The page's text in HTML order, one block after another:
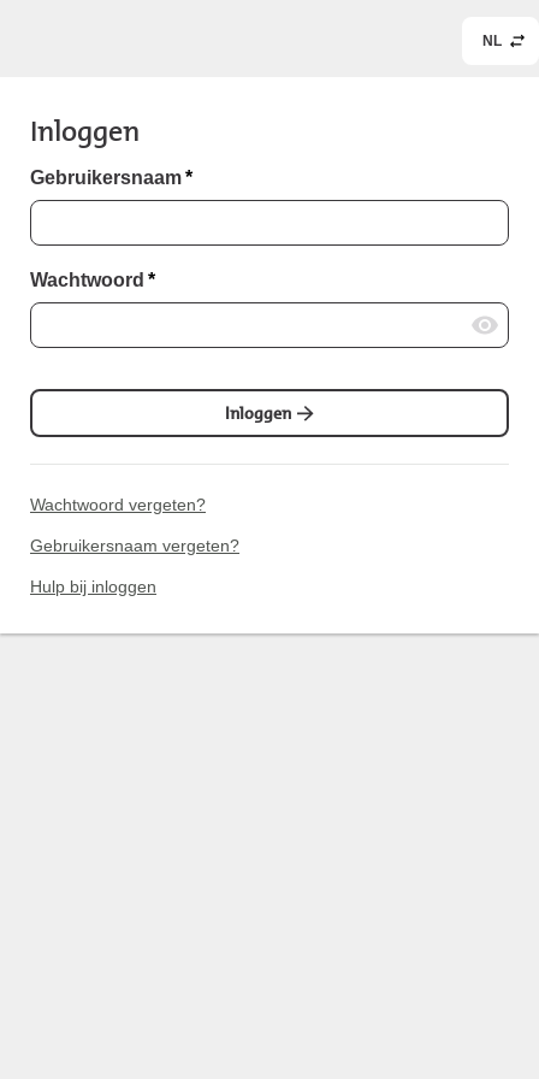
NL
Inloggen
Gebruikersnaam*
Wachtwoord *
Inloggen
Wachtwoord vergeten?
Gebruikersnaam vergeten?
Hulp bij inloggen